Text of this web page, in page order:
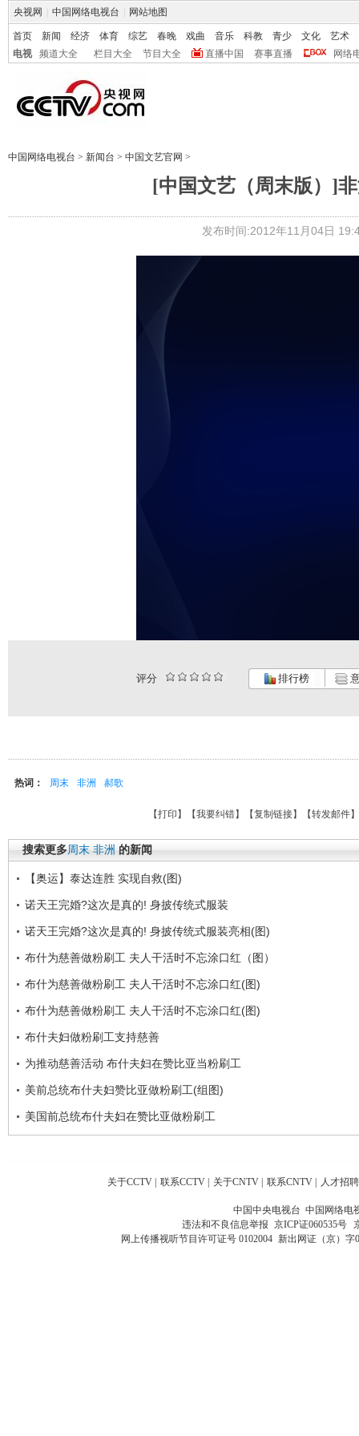
央视网 中国网络电视台 网站地图
首页 新闻 经济 体育 综艺 春晚 戏曲 音乐 科教 青少 文化
艺术
电视
频道大全 栏目大全 节目大全 直播中国 赛事直播 网络
中国网络电视台 > 新闻台 > 中国文艺官网 >
[中国文艺（周末版）]
发布时间:2012年11月04日
评分 排行榜
热词： 周末 非洲 郝歌
【打印 】【我要纠错】【复制链接】【转发邮件
搜索更多周末 非洲 的新闻
【奥运】泰达连胜 实现自救(图)
诺天王完婚?这次是真的! 身披传统式服装
诺天王完婚?这次是真的! 身披传统式服装亮相(图)
布什为慈善做粉刷工 夫人干活时不忘涂口红（图）
布什为慈善做粉刷工 夫人干活时不忘涂口红(图)
布什为慈善做粉刷工 夫人干活时不忘涂口红(图)
布什夫妇做粉刷工支持慈善
为推动慈善活动 布什夫妇在赞比亚当粉刷工
美前总统布什夫妇赞比亚做粉刷工(组图)
美国前总统布什夫妇在赞比亚做粉刷工
关于CCTV 联系CCTV 关于CNTV 联系CNTV 人才招聘
中国中央电视台 中国网络电
违法和不良信息举报 京ICP证060535号
网上传播视听节目许可证号 0102004 新出网证（京）